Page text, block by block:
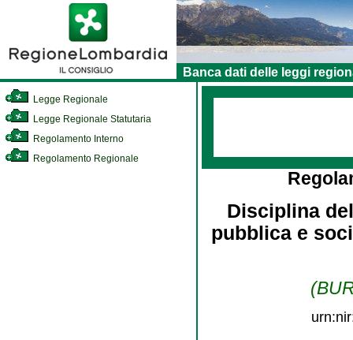
Banca dati delle leggi
Legge Regionale
Legge Regionale Statutaria
Regolamento Interno
Regolamento Regionale
Disciplina
pubblica e